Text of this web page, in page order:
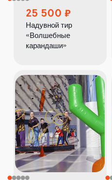
25 500
Надувной тир
«Волшебные
карандаши»